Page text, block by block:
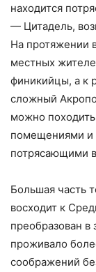
находится
— Цитадель,
На протяжении
местных
финикийцы, а к
сложный
можно
помещениями и
потрясающими
Большая часть
восходит к
преобразован
проживало
соображений